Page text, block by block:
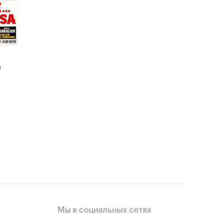
Мы в социальных сетях